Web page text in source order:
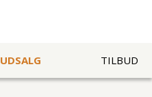
UDSALG TILBUD